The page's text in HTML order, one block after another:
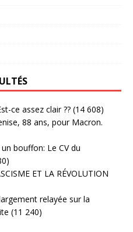
ce assez clair ?? (14 608)
88 ans, pour Macron.
bouffon: Le CV du
ET LA RÉVOLUTION
relayée sur la
(11 240)